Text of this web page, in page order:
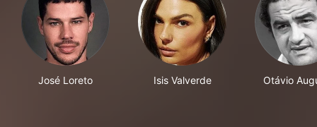
José Loreto Isis Valverde Otávio